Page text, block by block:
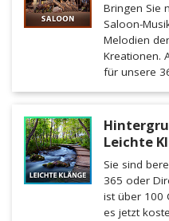
Bringen Sie
Saloon-
Melodien
Kreationen.
für unsere
Leichte
Sie sind
365 oder
ist über 100
es jetzt